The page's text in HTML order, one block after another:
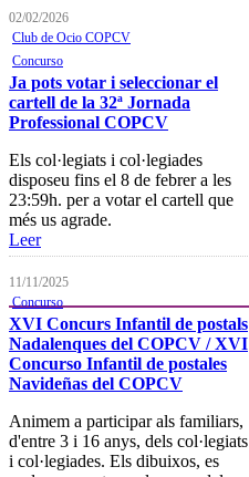
02/02/2026
Club de Ocio COPCV
Concurso
Ja pots votar i seleccionar el
cartell de la 32ª Jornada
Professional COPCV
Els col·legiats i col·legiades
disposeu fins el 8 de febrer a les
23:59h. per a votar el cartell que
més us agrade.
Leer
11/11/2025
Concurso
XVI Concurs Infantil de postals
Nadalenques del COPCV / XVI
Concurso Infantil de postales
Navideñas del COPCV
Animem a participar als familiars,
d'entre 3 i 16 anys, dels col·legiats
i col·legiades. Els dibuixos, es